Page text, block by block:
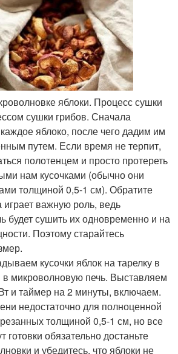
яблоки. Процесс сушки
сушки грибов. Сначала
яблоко, после чего дадим им
путем. Если время не терпит,
полотенцем и просто протереть
нам кусочками (обычно они
толщиной 0,5-1 см). Обратите
важную роль, ведь
будет сушить их одновременно и на
Поэтому старайтесь
кусочки яблок на тарелку в
в микроволновую печь. Выставляем
и таймер на 2 минуты, включаем.
недостаточно для полноценной
толщиной 0,5-1 см, но все
готовки обязательно достаньте
и убедитесь, что яблоки не